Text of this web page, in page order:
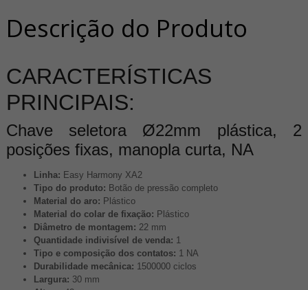
Descrição do Produto
CARACTERÍSTICAS
PRINCIPAIS:
Chave seletora Ø22mm plástica, 2
posições fixas, manopla curta, NA
Linha: Easy Harmony XA2
Tipo do produto: Botão de pressão completo
Material do aro: Plástico
Material do colar de fixação: Plástico
Diâmetro de montagem: 22 mm
Quantidade indivisível de venda: 1
Tipo e composição dos contatos: 1 NA
Durabilidade mecânica: 1500000 ciclos
Largura: 30 mm